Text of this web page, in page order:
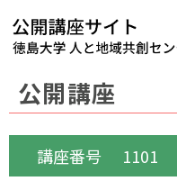
公開講座
講座番号 1101